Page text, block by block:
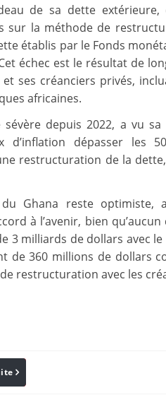
de sa dette extérieure,
sur la méthode de
établis par le Fonds
échec est le résultat de
ses créanciers privés,
africaines.
depuis 2022, a vu
dépasser les
restructuration de la
Ghana reste optimiste,
à l’avenir, bien
3 milliards de dollars avec
de 360 millions de dollars
restructuration avec les
Pinterest